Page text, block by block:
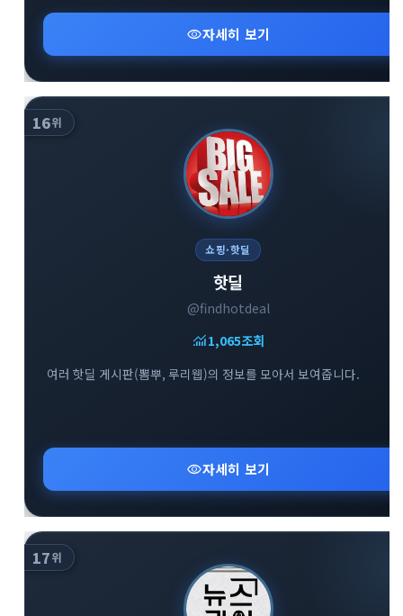
visibility자세히 보기
16위
쇼핑·핫딜
핫딜
@findhotdeal
monitoring1,065조회
여러 핫딜 게시판(뽐뿌, 루리웹)의 정보를 모아서 보여줍니다.
visibility자세히 보기
17위